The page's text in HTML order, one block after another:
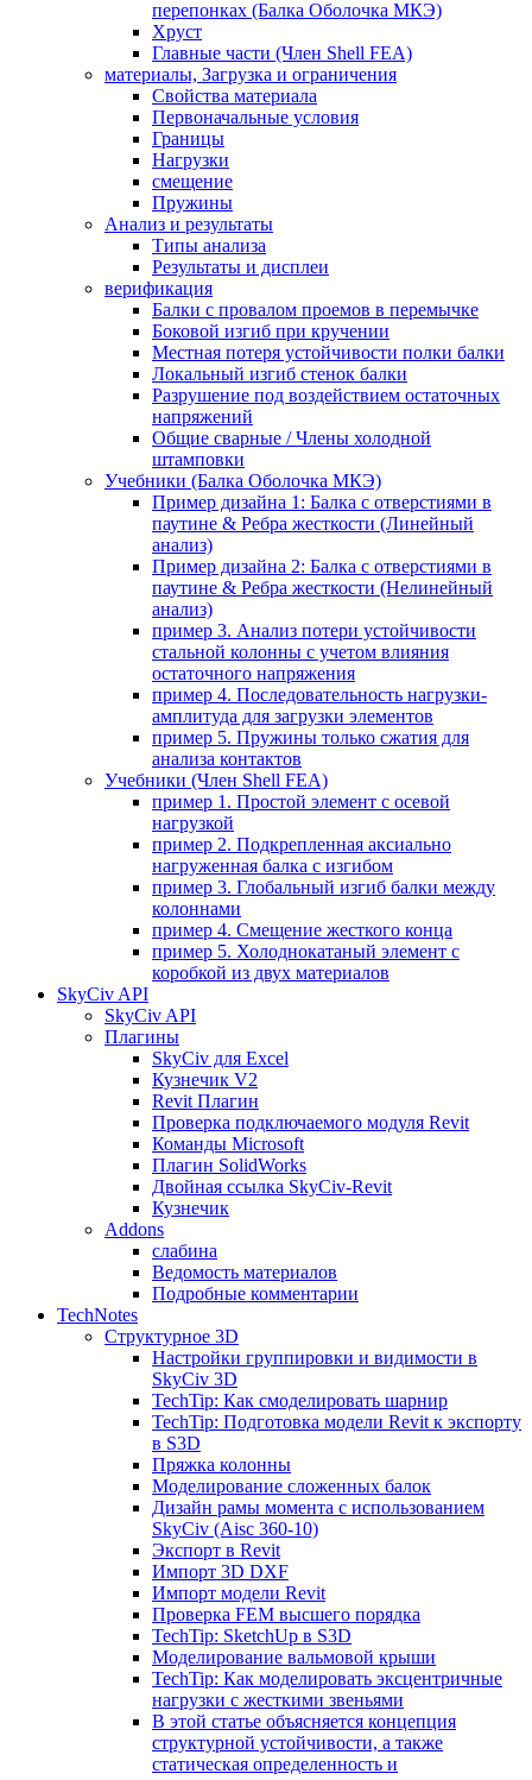
перепонках (Балка Оболочка МКЭ)
Хруст
Главные части (Член Shell FEA)
материалы, Загрузка и ограничения
Свойства материала
Первоначальные условия
Границы
Нагрузки
смещение
Пружины
Анализ и результаты
Типы анализа
Результаты и дисплеи
верификация
Балки с провалом проемов в перемычке
Боковой изгиб при кручении
Местная потеря устойчивости полки балки
Локальный изгиб стенок балки
Разрушение под воздействием остаточных
напряжений
Общие сварные / Члены холодной
штамповки
Учебники (Балка Оболочка МКЭ)
Пример дизайна 1: Балка с отверстиями в
паутине & Ребра жесткости (Линейный
анализ)
Пример дизайна 2: Балка с отверстиями в
паутине & Ребра жесткости (Нелинейный
анализ)
пример 3. Анализ потери устойчивости
стальной колонны с учетом влияния
остаточного напряжения
пример 4. Последовательность нагрузки-
амплитуда для загрузки элементов
пример 5. Пружины только сжатия для
анализа контактов
Учебники (Член Shell FEA)
пример 1. Простой элемент с осевой
нагрузкой
пример 2. Подкрепленная аксиально
нагруженная балка с изгибом
пример 3. Глобальный изгиб балки между
колоннами
пример 4. Смещение жесткого конца
пример 5. Холоднокатаный элемент с
коробкой из двух материалов
SkyCiv API
SkyCiv API
Плагины
SkyCiv для Excel
Кузнечик V2
Revit Плагин
Проверка подключаемого модуля Revit
Команды Microsoft
Плагин SolidWorks
Двойная ссылка SkyCiv-Revit
Кузнечик
Addons
слабина
Ведомость материалов
Подробные комментарии
TechNotes
Структурное 3D
Настройки группировки и видимости в
SkyCiv 3D
TechTip: Как смоделировать шарнир
TechTip: Подготовка модели Revit к экспорту
в S3D
Пряжка колонны
Моделирование сложенных балок
Дизайн рамы момента с использованием
SkyCiv (Aisc 360-10)
Экспорт в Revit
Импорт 3D DXF
Импорт модели Revit
Проверка FEM высшего порядка
TechTip: SketchUp в S3D
Моделирование вальмовой крыши
TechTip: Как моделировать эксцентричные
нагрузки с жесткими звеньями
В этой статье объясняется концепция
структурной устойчивости, а также
статическая определенность и